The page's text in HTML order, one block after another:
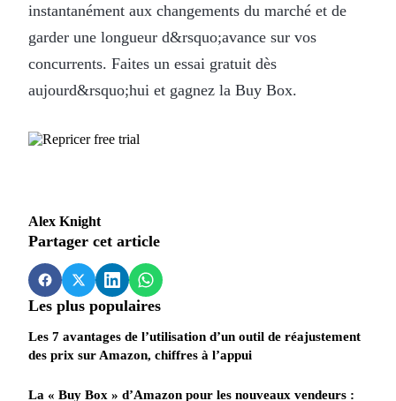
instantanément aux changements du marché et de
garder une longueur d&rsquo;avance sur vos
concurrents. Faites un essai gratuit dès
aujourd&rsquo;hui et gagnez la Buy Box.
Alex Knight
Partager cet article
Les plus populaires
Les 7 avantages de l’utilisation d’un outil de réajustement
des prix sur Amazon, chiffres à l’appui
La « Buy Box » d’Amazon pour les nouveaux vendeurs :